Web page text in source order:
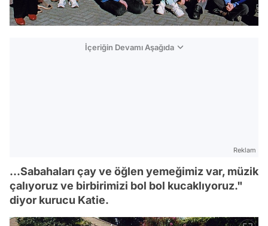
İçeriğin Devamı Aşağıda
Reklam
...Sabahaları çay ve öğlen yemeğimiz var, müzik
çalıyoruz ve birbirimizi bol bol kucaklıyoruz."
diyor kurucu Katie.